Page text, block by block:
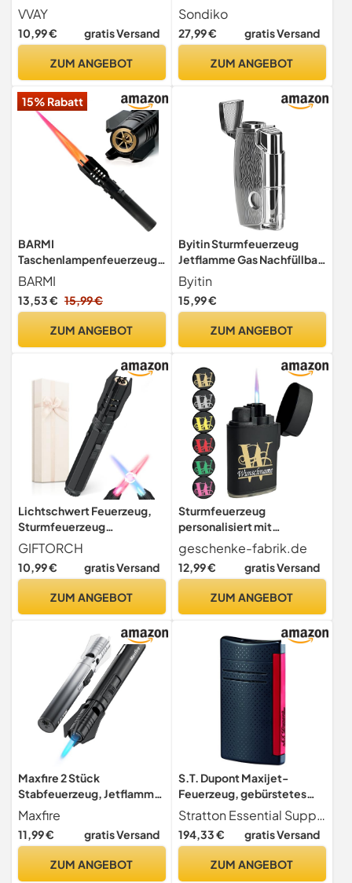
Aufladbar, Elektrisches
Plasma-Sturmfeuerzeug
VVAY
10,99 € gratis Versand
ZUM ANGEBOT
Nachfüllbar, Camping
Sondiko
27,99 € gratis Versand
ZUM ANGEBOT
15% Rabatt
BARMI
Taschenlampenfeuerzeug,
Lichtschwertfeuerzeug,
tragbares
Taschenlampenfeuerzeug,
es Feuerzeug, recycelbares
BARMI
13,53 € 15,99 €
ZUM ANGEBOT
Byitin Sturmfeuerzeug
Jetflamme Gas Nachfüllbar,
Jet Feuerzeug 2 Flamme mit
Lochschneider,
Feuerzeuge für Kerzen,
Väter, Camping
ohne Gas)
Byitin
15,99 €
ZUM ANGEBOT
Lichtschwert Feuerzeug,
Sturmfeuerzeug
Jetflamme, Stabfeuerzeug
Gas Nachfüllbar, Ohne Gas
GIFTORCH
10,99 € gratis Versand
ZUM ANGEBOT
Sturmfeuerzeug
personalisiert mit
Wunschname & Initialen,
UV-Druck
geschenke-fabrik.de
12,99 € gratis Versand
ZUM ANGEBOT
Maxfire 2 Stück
Stabfeuerzeug, Jetflamme
Feuerzeug, Gas
Sturmfeuerzeug
Nachfüllbar, Winddicht
Jet Feuerzeug für Kerzen,
Maxfire
11,99 € gratis Versand
ZUM ANGEBOT
S.T. Dupont Maxijet-
Feuerzeug, gebürstetes
Chrom-P Mattschwarz-rot Stratton Essential Supply
194,33 € gratis Versand
ZUM ANGEBOT